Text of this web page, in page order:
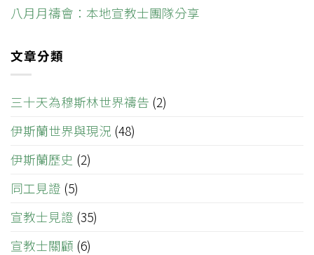
八月月禱會：本地宣教士團隊分享
文章分類
三十天為穆斯林世界禱告 (2)
伊斯蘭世界與現況 (48)
伊斯蘭歷史 (2)
同工見證 (5)
宣教士見證 (35)
宣教士關顧 (6)